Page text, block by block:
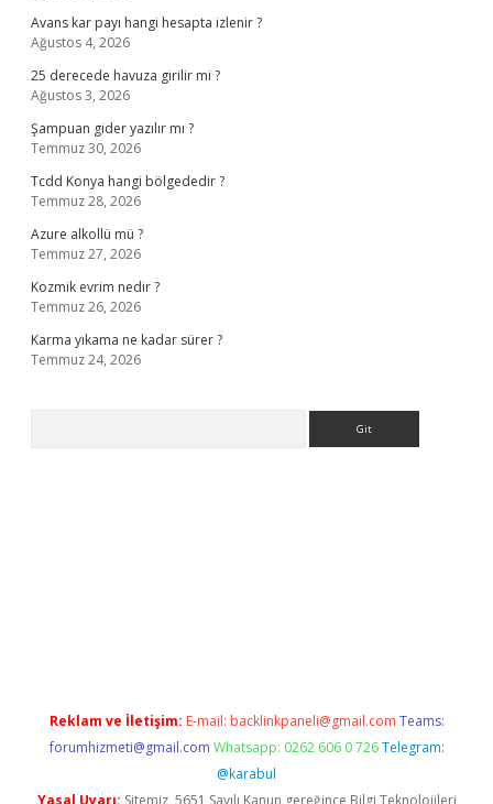
Avans kar payı hangi hesapta izlenir ?
Ağustos 4, 2026
25 derecede havuza girilir mi ?
Ağustos 3, 2026
Şampuan gider yazılır mı ?
Temmuz 30, 2026
Tcdd Konya hangi bölgededir ?
Temmuz 28, 2026
Azure alkollü mü ?
Temmuz 27, 2026
Kozmik evrim nedir ?
Temmuz 26, 2026
Karma yıkama ne kadar sürer ?
Temmuz 24, 2026
Reklam ve İletişim: E-mail: backlinkpaneli@gmail.com Teams:
forumhizmeti@gmail.com Whatsapp: 0262 606 0 726 Telegram:
@karabul
Yasal Uyarı: Sitemiz, 5651 Sayılı Kanun gereğince Bilgi Teknolojileri